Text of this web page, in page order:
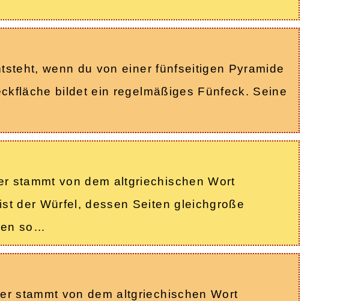
wenn du von einer fünfseitigen Pyramide
bildet ein regelmäßiges Fünfeck. Seine
stammt von dem altgriechischen Wort
der Würfel, dessen Seiten gleichgroße
so…
stammt von dem altgriechischen Wort